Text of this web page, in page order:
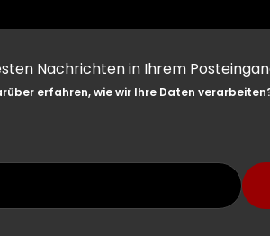
Nachrichten in Ihrem
erfahren, wie wir Ihre Daten